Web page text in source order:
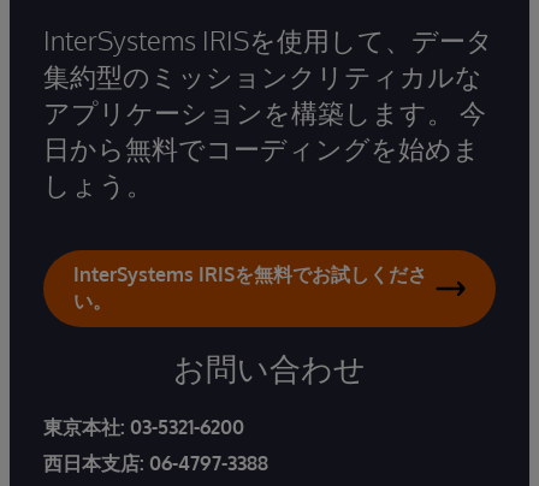
InterSystems IRISを使用して、データ
集約型のミッションクリティカルな
アプリケーションを構築します。 今
日から無料でコーディングを始めま
しょう。
InterSystems IRISを無料でお試しくださ
い。
お問い合わせ
東京本社: 03-5321-6200
西日本支店: 06-4797-3388